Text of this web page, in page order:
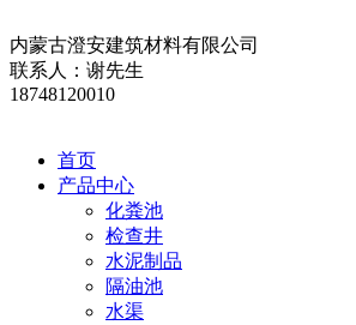
内蒙古澄安建筑材料有限公司
联系人：谢先生
18748120010
首页
产品中心
化粪池
检查井
水泥制品
隔油池
水渠